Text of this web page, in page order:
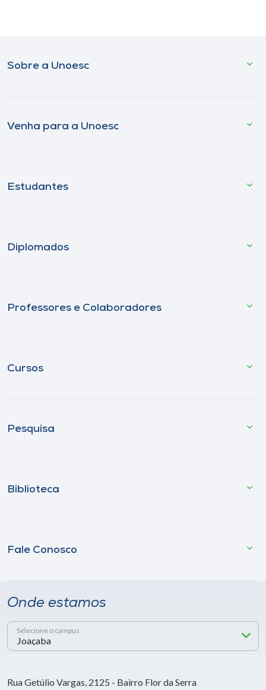
Sobre a Unoesc
Venha para a Unoesc
Estudantes
Diplomados
Professores e Colaboradores
Cursos
Pesquisa
Biblioteca
Fale Conosco
Onde estamos
Selecione o campus
Rua Getúlio Vargas, 2125 - Bairro Flor da Serra